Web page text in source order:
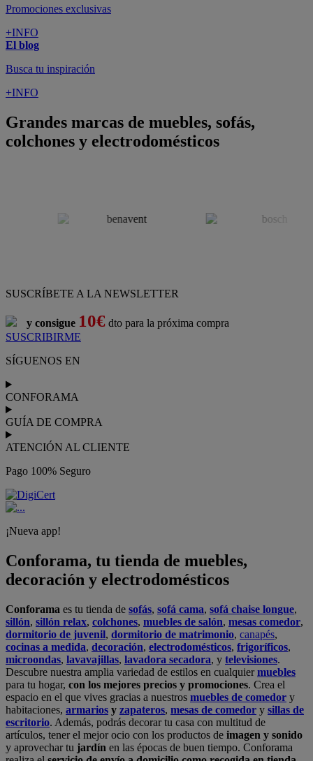
Promociones exclusivas
+INFO
El blog
Busca tu inspiración
+INFO
Grandes marcas de muebles, sofás,
colchones y electrodomésticos
SUSCRÍBETE A LA NEWSLETTER
y consigue 10€ dto para la próxima compra
SUSCRIBIRME
SÍGUENOS EN
CONFORAMA
GUÍA DE COMPRA
ATENCIÓN AL CLIENTE
Pago 100% Seguro
¡Nueva app!
Conforama, tu tienda de muebles,
decoración y electrodomésticos
Conforama es tu tienda de sofás, sofá cama, sofá chaise longue,
sillón, sillón relax, colchones, muebles de salón, mesas comedor,
dormitorio de juvenil, dormitorio de matrimonio, canapés,
cocinas a medida, decoración, electrodomésticos, frigoríficos,
microondas, lavavajillas, lavadora secadora, y televisiones.
Descubre nuestra amplia variedad de estilos en cualquiermuebles
para tu hogar, con los mejores precios y promociones. Crea el
espacio en el que vives gracias a nuestros muebles de comedor y
habitaciones, armarios y zapateros, mesas de comedor y sillas de
escritorio. Además, podrás decorar tu casa con multitud de
artículos, tener el mejor ocio con los productos de imagen y sonido
y aprovechar tu jardín en las épocas de buen tiempo. Conforama